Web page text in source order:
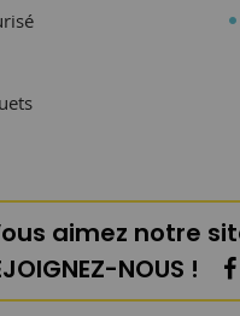
aimez notre
NOUS !